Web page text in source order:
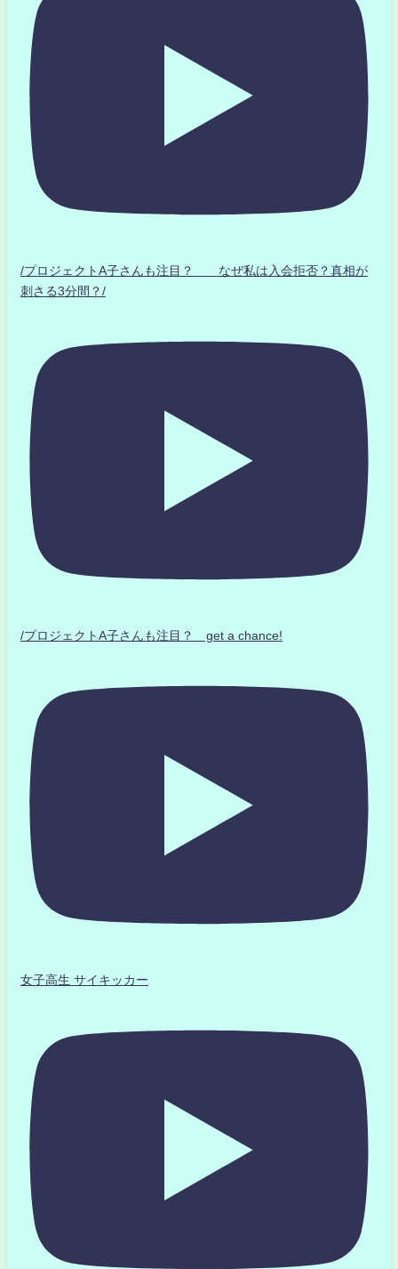
/プロジェクトA子さんも注目？ なぜ私は入会拒否？真相が
刺さる3分間？/
/プロジェクトA子さんも注目？ get a chance!
女子高生 サイキッカー